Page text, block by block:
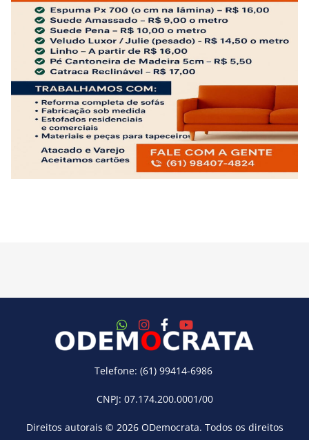
Telefone: (61) 99414-6986
CNPJ: 07.174.200.0001/00
Direitos autorais © 2026 ODemocrata. Todos os direitos